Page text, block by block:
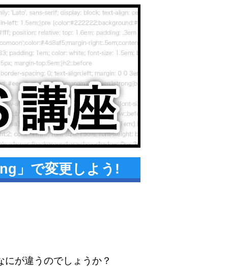
」で変更しよう!
にが違うのでしょうか？